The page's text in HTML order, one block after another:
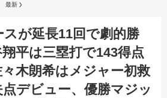
最新
スが延長11回で劇的勝
平は三塁打で143得点
木朗希はメジャー初救
デビュー、優勝マジッ